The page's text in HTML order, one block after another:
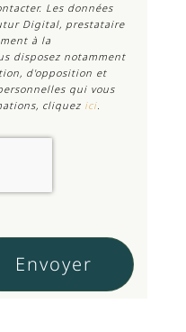
Les données
Digital, prestataire
à la
disposez notamment
d'opposition et
qui vous
cliquez ici.